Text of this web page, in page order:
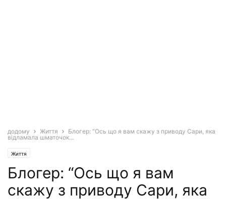
додому Життя
Блогер: “Ось що я вам скажу з приводу Сари, яка
відламала шматочок...
Життя
Блогер: “Ось що я вам
скажу з приводу Сари, яка